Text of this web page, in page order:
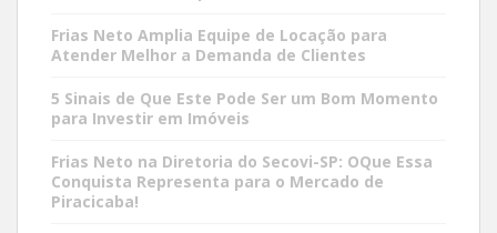
Frias Neto Amplia Equipe de Locação para
Atender Melhor a Demanda de Clientes
5 Sinais de Que Este Pode Ser um Bom Momento
para Investir em Imóveis
Frias Neto na Diretoria do Secovi-SP: OQue Essa
Conquista Representa para o Mercado de
Piracicaba!